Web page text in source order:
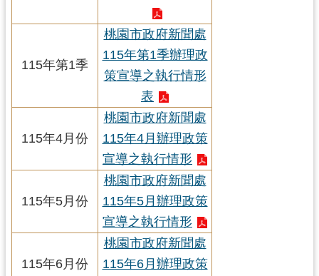
服
政
資
公
回
頁
網
115年第1季
桃園市政府新聞處
115年第1季辦理政
策宣導之執行情形
表
115年4月份
桃園市政府新聞處
115年4月辦理政策
宣導之執行情形
115年5月份
桃園市政府新聞處
115年5月辦理政策
宣導之執行情形
115年6月份
桃園市政府新聞處
115年6月辦理政策